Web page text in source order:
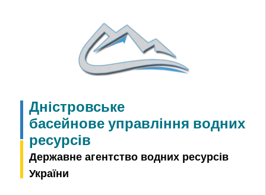
Дністровське
басейнове управління водних
ресурсів
Державне агентство водних ресурсів
України